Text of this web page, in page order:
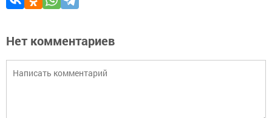
Нет комментариев